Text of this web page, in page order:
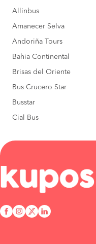
Allinbus
Amanecer Selva
Andoriña Tours
Bahia Continental
Brisas del Oriente
Bus Crucero Star
Busstar
Cial Bus